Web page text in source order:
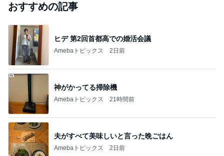
おすすめの記事
ヒデ 第2回首都高での婚活会議
Amebaトピックス 2日前
神がかってる掃除機
Amebaトピックス 21時間前
夫がすべて美味しいと言った晩ごはん
Amebaトピックス 2日前